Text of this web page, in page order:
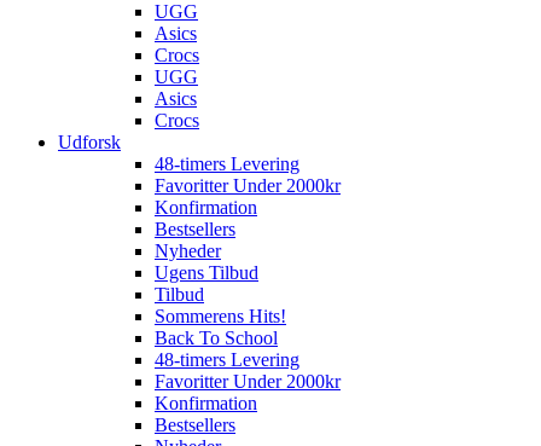
UGG
Asics
Crocs
UGG
Asics
Crocs
Udforsk
48-timers Levering
Favoritter Under 2000kr
Konfirmation
Bestsellers
Nyheder
Ugens Tilbud
Tilbud
Sommerens Hits!
Back To School
48-timers Levering
Favoritter Under 2000kr
Konfirmation
Bestsellers